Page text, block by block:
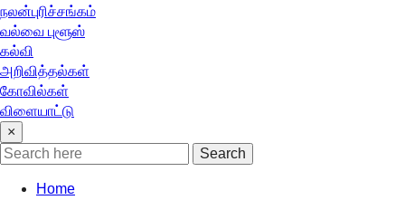
நலன்புரிச்சங்கம்
வல்வை புளூஸ்
கல்வி
அறிவித்தல்கள்
கோவில்கள்
விளையாட்டு
×
Search
Home